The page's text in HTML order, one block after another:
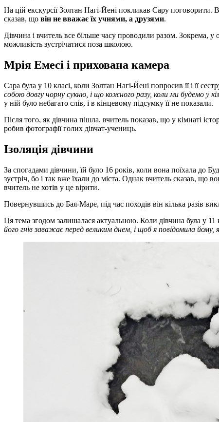
На цій екскурсії Золтан Нагі-Йені покликав Сару
сказав, що він не вважає їх учнями, а друзями.
Дівчина і вчитель все більше часу проводили разом. Зокрема, у
можливість зустрічатися поза школою.
Мрія Емесі і прихована камера
Сара була у 10 класі, коли Золтан Нагі-Йені попросив її і її
собою довгу чорну сукню, і що кожного разу, коли ми будемо у
у ній було небагато слів, і в кінцевому підсумку її не показали.
Після того, як дівчина пішла, вчитель показав, що у кімнаті
робив фотографії голих дівчат-учениць.
Ізоляція дівчини
За спогадами дівчини, їй було 16 років, коли вона поїхала до
зустріч, бо і так вже їхали до міста. Однак вчитель сказав, що
вчитель не хотів у це вірити.
Повернувшись до Бая-Маре, під час походів він кілька разів
Ця тема згодом залишалася актуальною. Коли дівчина була у 11
його гнів заважає перед великим днем, і щоб я повідомила